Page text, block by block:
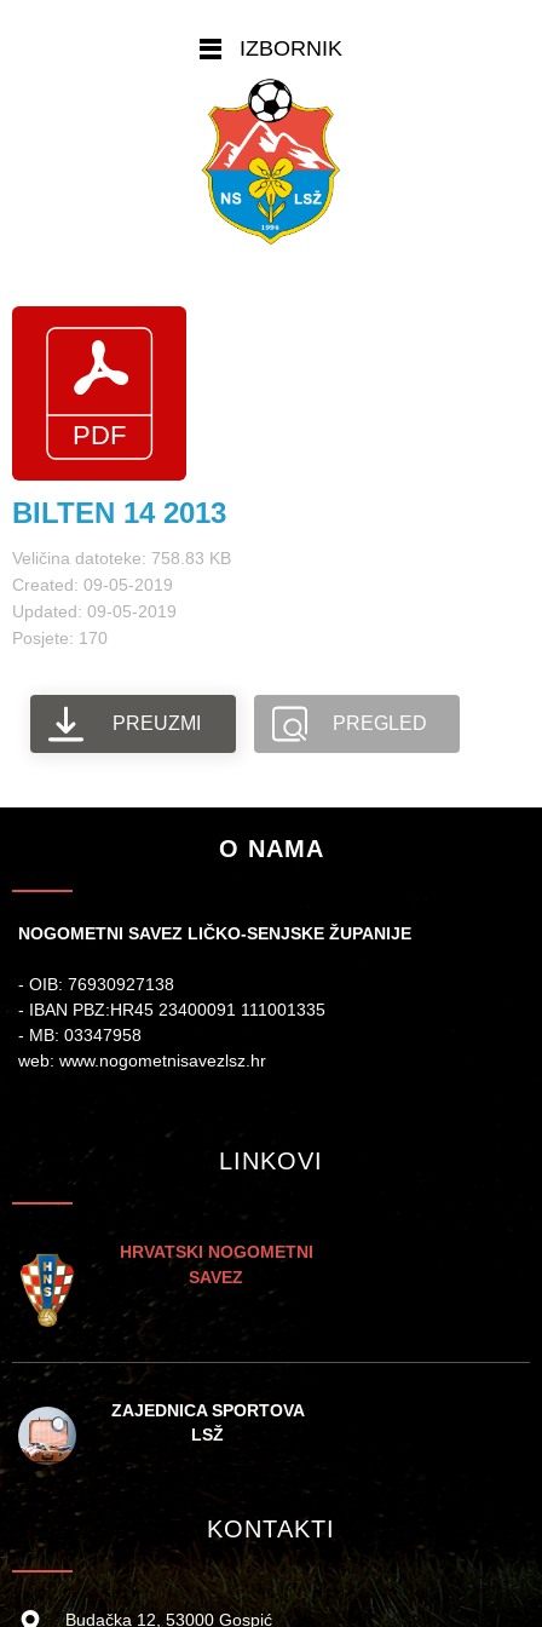
IZBORNIK
BILTEN 14 2013
Veličina datoteke: 758.83 KB
Created: 09-05-2019
Updated: 09-05-2019
Posjete: 170
PREUZMI PREGLED
O NAMA
NOGOMETNI SAVEZ LIČKO-SENJSKE ŽUPANIJE
- OIB: 76930927138
- IBAN PBZ:HR45 23400091 111001335
- MB: 03347958
web: www.nogometnisavezlsz.hr
LINKOVI
HRVATSKI NOGOMETNI
SAVEZ
ZAJEDNICA SPORTOVA
LSŽ
KONTAKTI
Budačka 12, 53000 Gospić